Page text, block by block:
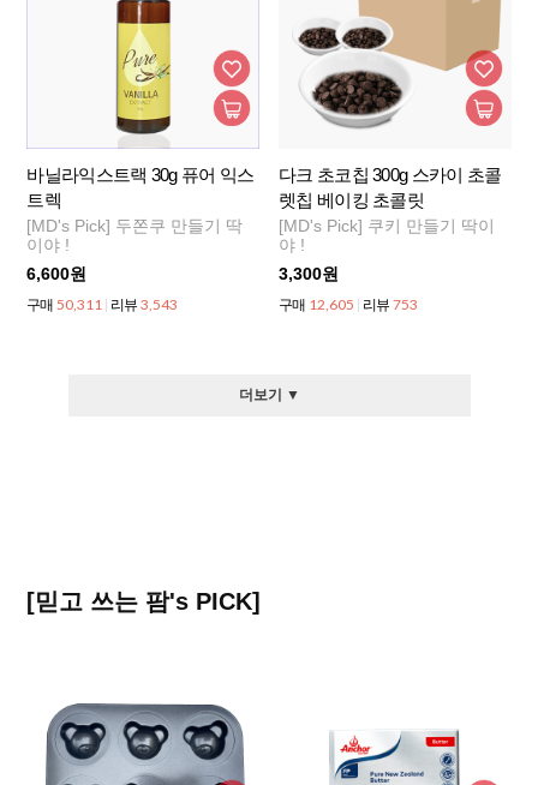
바닐라익스트랙 30g 퓨어 익스
트렉
[MD's Pick] 두쫀쿠 만들기 딱
이야 !
6,600원
구매 50,311 리뷰 3,543
다크 초코칩 300g 스카이 초콜
렛칩 베이킹 초콜릿
[MD's Pick] 쿠키 만들기 딱이
야 !
3,300원
구매 12,605 리뷰 753
더보기 ▼
[믿고 쓰는 팜's PICK]